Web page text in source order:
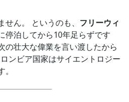
ん。 というのも、 フリーウィ
停泊してから10年足らずです
の壮大な偉業を言い渡したから
ンビア国家はサイエントロジー